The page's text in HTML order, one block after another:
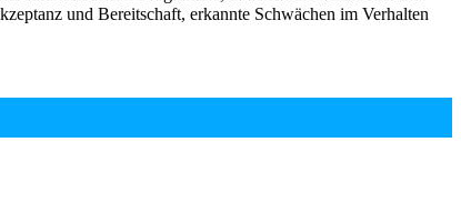
und Bereitschaft, erkannte Schwächen im Verhalten